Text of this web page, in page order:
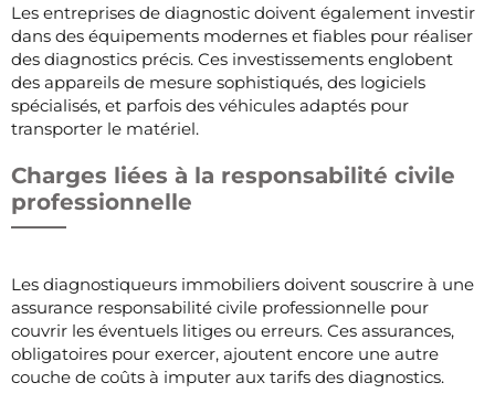
Les entreprises de diagnostic doivent également investir
dans des équipements modernes et fiables pour réaliser
des diagnostics précis. Ces investissements englobent
des appareils de mesure sophistiqués, des logiciels
spécialisés, et parfois des véhicules adaptés pour
transporter le matériel.
Charges liées à la responsabilité civile
professionnelle
Les diagnostiqueurs immobiliers doivent souscrire à une
assurance responsabilité civile professionnelle pour
couvrir les éventuels litiges ou erreurs. Ces assurances,
obligatoires pour exercer, ajoutent encore une autre
couche de coûts à imputer aux tarifs des diagnostics.